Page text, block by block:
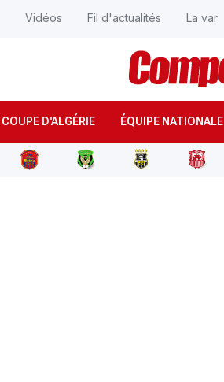
COUPE D'ALGÉRIE ÉQUIPE NATIONALE
Vidéos Fil d'actualités La var